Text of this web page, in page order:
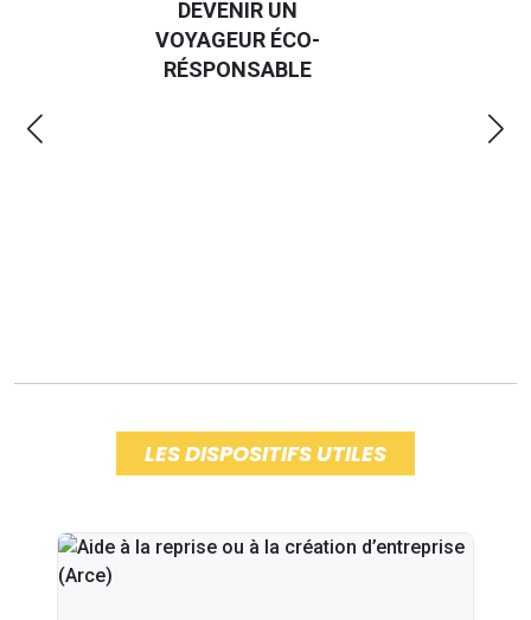
DEVENIR UN
VOYAGEUR ÉCO-
RÉSPONSABLE
LES DISPOSITIFS UTILES